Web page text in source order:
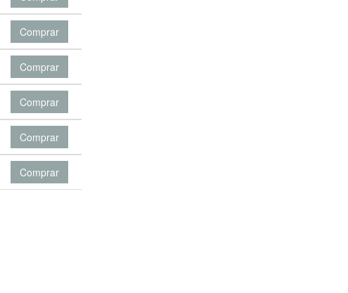
Comprar
Comprar
Comprar
Comprar
Comprar